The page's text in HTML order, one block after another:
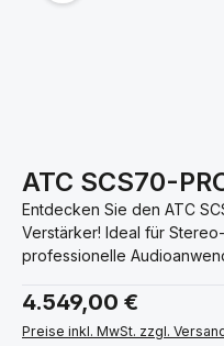
ATC SCS70-
Entdecken Sie den ATC
Verstärker! Ideal für
professionelle
Regulärer Preis:
4.549,00 €
Preise inkl. MwSt. zzgl.